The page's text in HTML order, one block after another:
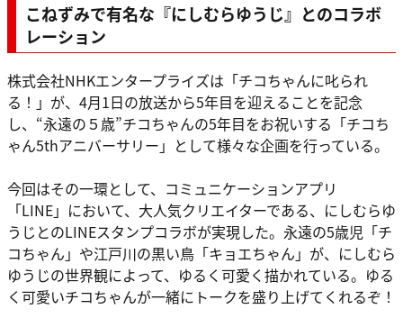
こねずみで有名な『にしむらゆうじ』とのコラボ
レーション
株式会社NHKエンタープライズは「チコちゃんに叱られ
る！」が、4月1日の放送から5年目を迎えることを記念
し、“永遠の５歳”チコちゃんの5年目をお祝いする「チコち
ゃん5thアニバーサリー」として様々な企画を行っている。
今回はその一環として、コミュニケーションアプリ
「LINE」において、大人気クリエイターである、にしむらゆ
うじとのLINEスタンプコラボが実現した。永遠の5歳児「チ
コちゃん」や江戸川の黒い鳥「キョエちゃん」が、にしむら
ゆうじの世界観によって、ゆるく可愛く描かれている。ゆる
く可愛いチコちゃんが一緒にトークを盛り上げてくれるぞ！